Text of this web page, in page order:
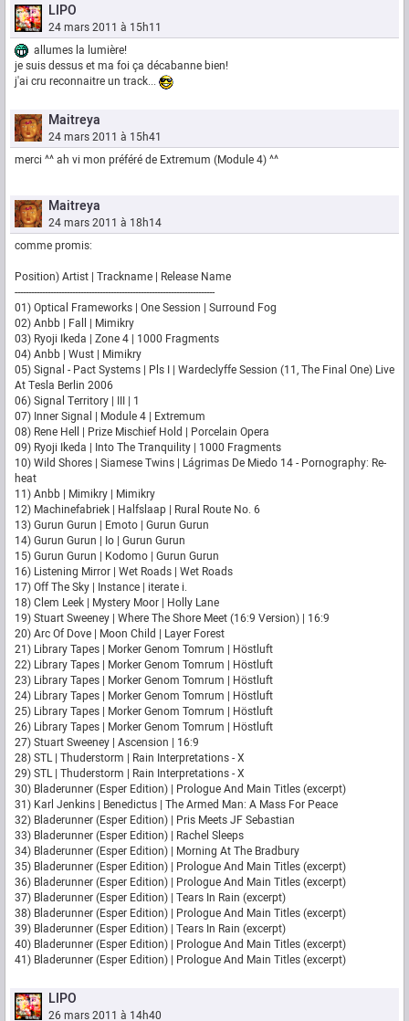
LIPO
24 mars 2011 à 15h11
allumes la lumière!
je suis dessus et ma foi ça décabanne bien!
j'ai cru reconnaitre un track...
Maitreya
24 mars 2011 à 15h41
merci ^^ ah vi mon préféré de Extremum (Module 4) ^^
Maitreya
24 mars 2011 à 18h14
comme promis:
Position) Artist | Trackname | Release Name
-------------------------------------------------------------------------
01) Optical Frameworks | One Session | Surround Fog
02) Anbb | Fall | Mimikry
03) Ryoji Ikeda | Zone 4 | 1000 Fragments
04) Anbb | Wust | Mimikry
05) Signal - Pact Systems | Pls I | Wardeclyffe Session (11, The Final One) Live
At Tesla Berlin 2006
06) Signal Territory | III | 1
07) Inner Signal | Module 4 | Extremum
08) Rene Hell | Prize Mischief Hold | Porcelain Opera
09) Ryoji Ikeda | Into The Tranquility | 1000 Fragments
10) Wild Shores | Siamese Twins | Lágrimas De Miedo 14 - Pornography: Re-
heat
11) Anbb | Mimikry | Mimikry
12) Machinefabriek | Halfslaap | Rural Route No. 6
13) Gurun Gurun | Emoto | Gurun Gurun
14) Gurun Gurun | Io | Gurun Gurun
15) Gurun Gurun | Kodomo | Gurun Gurun
16) Listening Mirror | Wet Roads | Wet Roads
17) Off The Sky | Instance | iterate i.
18) Clem Leek | Mystery Moor | Holly Lane
19) Stuart Sweeney | Where The Shore Meet (16:9 Version) | 16:9
20) Arc Of Dove | Moon Child | Layer Forest
21) Library Tapes | Morker Genom Tomrum | Höstluft
22) Library Tapes | Morker Genom Tomrum | Höstluft
23) Library Tapes | Morker Genom Tomrum | Höstluft
24) Library Tapes | Morker Genom Tomrum | Höstluft
25) Library Tapes | Morker Genom Tomrum | Höstluft
26) Library Tapes | Morker Genom Tomrum | Höstluft
27) Stuart Sweeney | Ascension | 16:9
28) STL | Thuderstorm | Rain Interpretations - X
29) STL | Thuderstorm | Rain Interpretations - X
30) Bladerunner (Esper Edition) | Prologue And Main Titles (excerpt)
31) Karl Jenkins | Benedictus | The Armed Man: A Mass For Peace
32) Bladerunner (Esper Edition) | Pris Meets JF Sebastian
33) Bladerunner (Esper Edition) | Rachel Sleeps
34) Bladerunner (Esper Edition) | Morning At The Bradbury
35) Bladerunner (Esper Edition) | Prologue And Main Titles (excerpt)
36) Bladerunner (Esper Edition) | Prologue And Main Titles (excerpt)
37) Bladerunner (Esper Edition) | Tears In Rain (excerpt)
38) Bladerunner (Esper Edition) | Prologue And Main Titles (excerpt)
39) Bladerunner (Esper Edition) | Tears In Rain (excerpt)
40) Bladerunner (Esper Edition) | Prologue And Main Titles (excerpt)
41) Bladerunner (Esper Edition) | Prologue And Main Titles (excerpt)
LIPO
26 mars 2011 à 14h40